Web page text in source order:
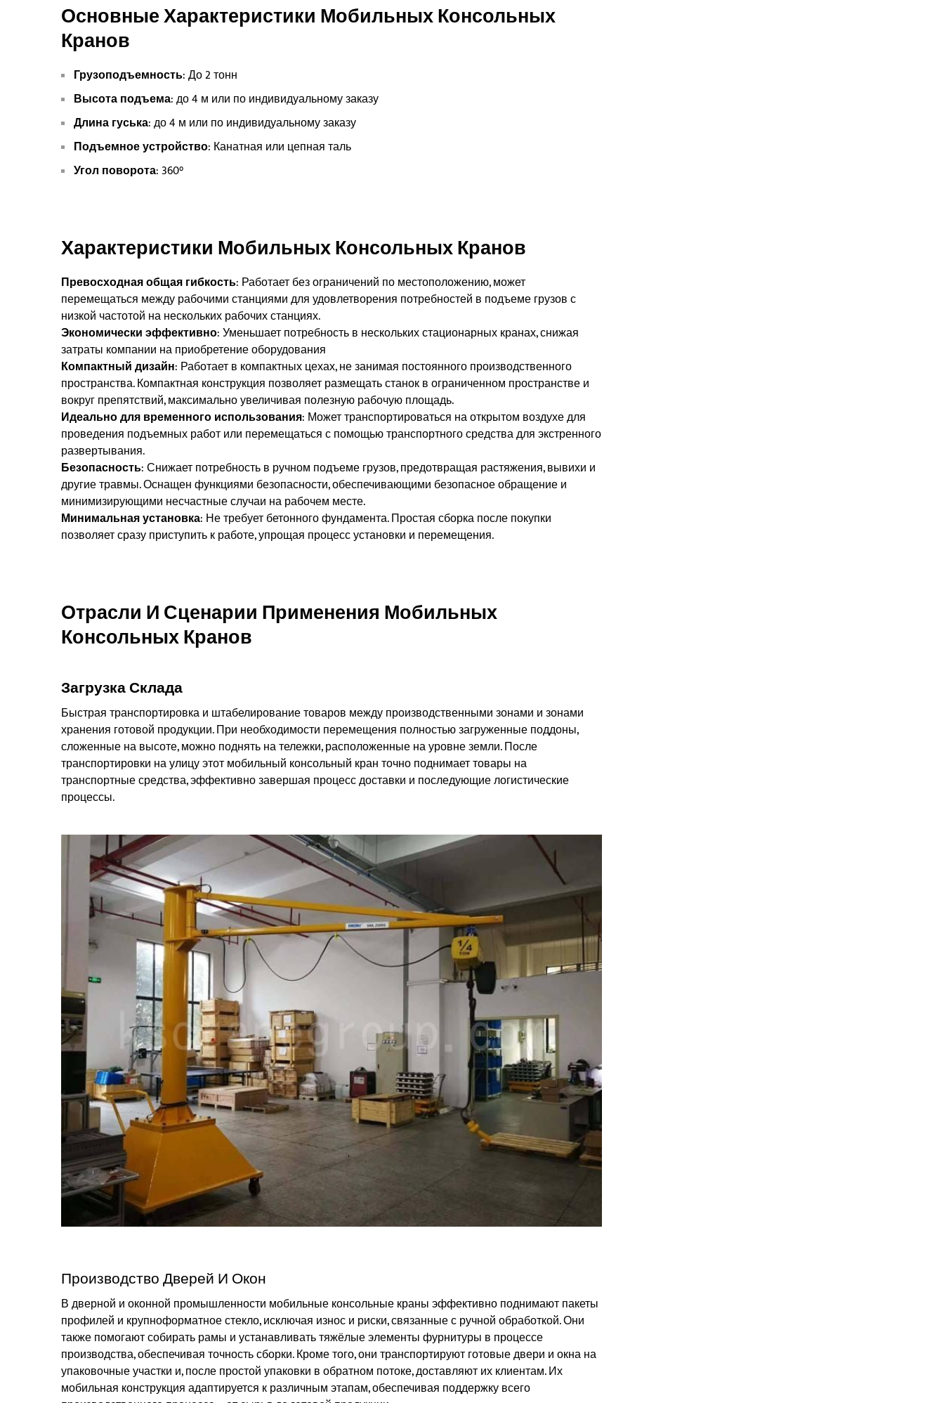
Основные Характеристики Мобильных Консольных
Кранов
Грузоподъемность: До 2 тонн
Высота подъема: до 4 м или по индивидуальному заказу
Длина гуська: до 4 м или по индивидуальному заказу
Подъемное устройство: Канатная или цепная таль
Угол поворота: 360°
Характеристики Мобильных Консольных Кранов
Превосходная общая гибкость: Работает без ограничений по местоположению, может
перемещаться между рабочими станциями для удовлетворения потребностей в подъеме грузов с
низкой частотой на нескольких рабочих станциях.
Экономически эффективно: Уменьшает потребность в нескольких стационарных кранах, снижая
затраты компании на приобретение оборудования
Компактный дизайн: Работает в компактных цехах, не занимая постоянного производственного
пространства. Компактная конструкция позволяет размещать станок в ограниченном пространстве и
вокруг препятствий, максимально увеличивая полезную рабочую площадь.
Идеально для временного использования: Может транспортироваться на открытом воздухе для
проведения подъемных работ или перемещаться с помощью транспортного средства для экстренного
развертывания.
Безопасность: Снижает потребность в ручном подъеме грузов, предотвращая растяжения, вывихи и
другие травмы. Оснащен функциями безопасности, обеспечивающими безопасное обращение и
минимизирующими несчастные случаи на рабочем месте.
Минимальная установка: Не требует бетонного фундамента. Простая сборка после покупки
позволяет сразу приступить к работе, упрощая процесс установки и перемещения.
Отрасли И Сценарии Применения Мобильных
Консольных Кранов
Загрузка Склада
Быстрая транспортировка и штабелирование товаров между производственными зонами и зонами
хранения готовой продукции. При необходимости перемещения полностью загруженные поддоны,
сложенные на высоте, можно поднять на тележки, расположенные на уровне земли. После
транспортировки на улицу этот мобильный консольный кран точно поднимает товары на
транспортные средства, эффективно завершая процесс доставки и последующие логистические
процессы.
Производство Дверей И Окон
В дверной и оконной промышленности мобильные консольные краны эффективно поднимают пакеты
профилей и крупноформатное стекло, исключая износ и риски, связанные с ручной обработкой. Они
также помогают собирать рамы и устанавливать тяжёлые элементы фурнитуры в процессе
производства, обеспечивая точность сборки. Кроме того, они транспортируют готовые двери и окна на
упаковочные участки и, после простой упаковки в обратном потоке, доставляют их клиентам. Их
мобильная конструкция адаптируется к различным этапам, обеспечивая поддержку всего